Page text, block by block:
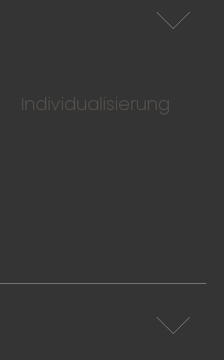
Individualisierung